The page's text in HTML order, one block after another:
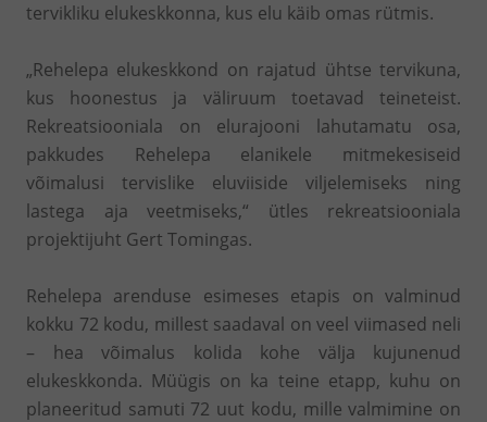
tervikliku elukeskkonna, kus elu käib omas rütmis.
„Rehelepa elukeskkond on rajatud ühtse tervikuna,
kus hoonestus ja väliruum toetavad teineteist.
Rekreatsiooniala on elurajooni lahutamatu osa,
pakkudes Rehelepa elanikele mitmekesiseid
võimalusi tervislike eluviiside viljelemiseks ning
lastega aja veetmiseks,“ ütles rekreatsiooniala
projektijuht Gert Tomingas.
Rehelepa arenduse esimeses etapis on valminud
kokku 72 kodu, millest saadaval on veel viimased neli
– hea võimalus kolida kohe välja kujunenud
elukeskkonda. Müügis on ka teine etapp, kuhu on
planeeritud samuti 72 uut kodu, mille valmimine on